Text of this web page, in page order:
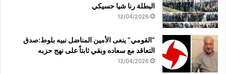
البطلة رنا شيا حسيكي
12/04/2026
“القومي” ينعى الأمين المناضل نبيه بلوط:صدق
التعاقد مع سعاده وبقي ثابتاً على نهج حزبه
12/04/2026